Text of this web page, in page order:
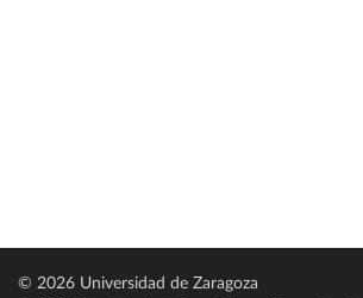
© 2026 Universidad de Zaragoza